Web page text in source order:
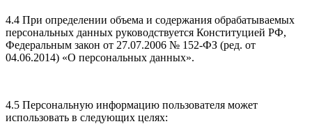
4.4 При определении объема и содержания обрабатываемых
персональных данных руководствуется Конституцией РФ,
Федеральным закон от 27.07.2006 № 152-ФЗ (ред. от
04.06.2014) «О персональных данных».
4.5 Персональную информацию пользователя может
использовать в следующих целях: